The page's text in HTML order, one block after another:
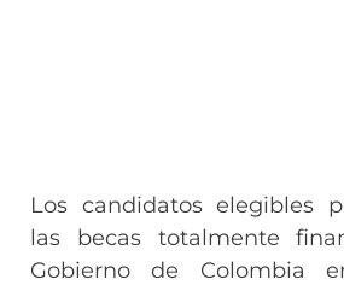
Los candidatos elegibles
las becas totalmente
Gobierno de Colombia